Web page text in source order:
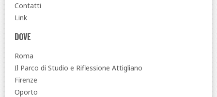
Contatti
Link
DOVE
Roma
Il Parco di Studio e Riflessione Attigliano
Firenze
Oporto